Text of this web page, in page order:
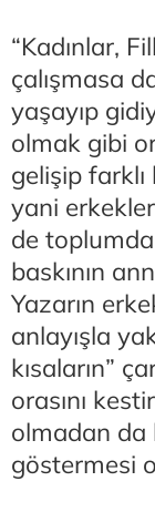
“Kadınlar,
çalışmasa
yaşayıp
olmak gibi
gelişip
yani
de
baskının
Yazarın
anlayışla
kısaların”
orasını
olmadan da
göstermesi